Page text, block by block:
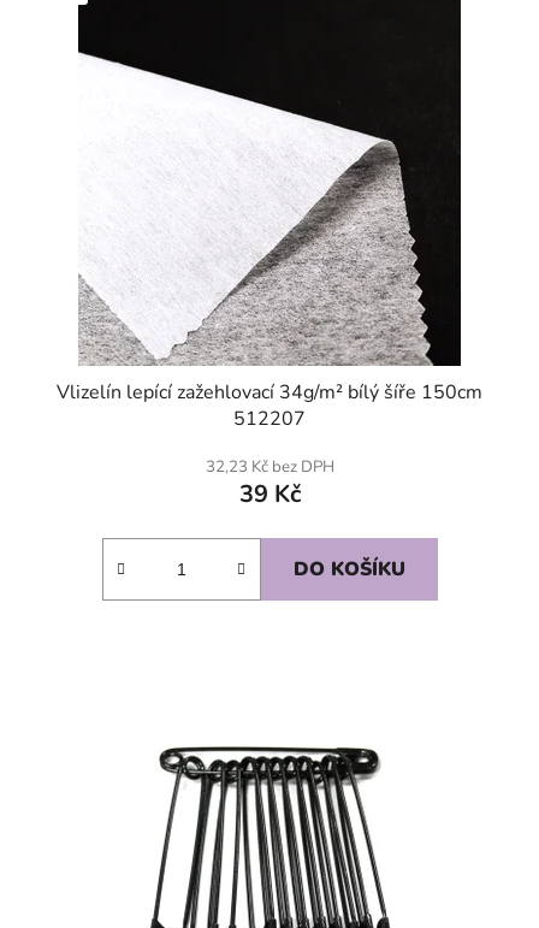
Vlizelín lepící zažehlovací 34g/m² bílý šíře 150cm
512207
32,23 Kč bez DPH
39 Kč
DO KOŠÍKU